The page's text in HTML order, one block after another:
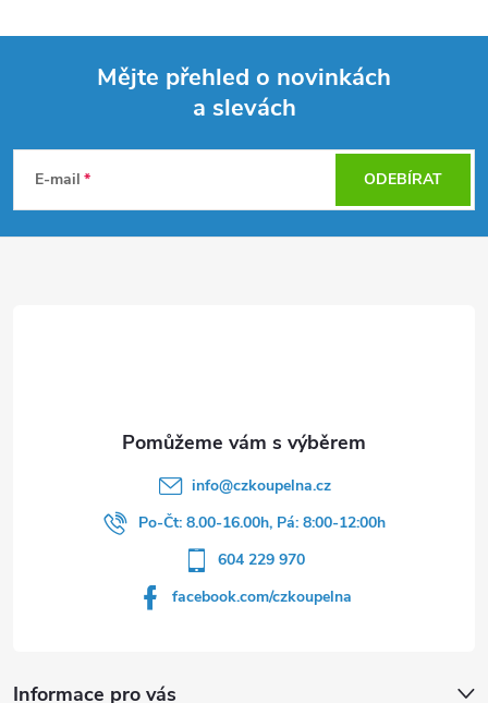
p
Mějte přehled o novinkách
a slevách
E-mail ODEBÍRAT
Informace pro vás
info@czkoupelna.cz
Po-Čt: 8.00-16.00h, Pá: 8:00-12:00h
604 229 970
facebook.com/czkoupelna